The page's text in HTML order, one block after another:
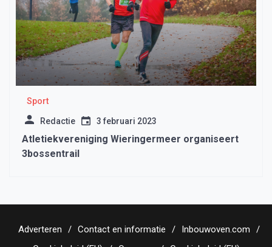
Sport
Redactie 3 februari 2023
Atletiekvereniging Wieringermeer organiseert
3bossentrail
Adverteren Contact en informatie
Inbouwoven.com